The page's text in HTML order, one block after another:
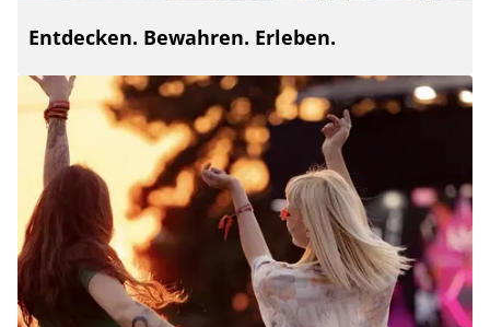
Entdecken. Bewahren. Erleben.